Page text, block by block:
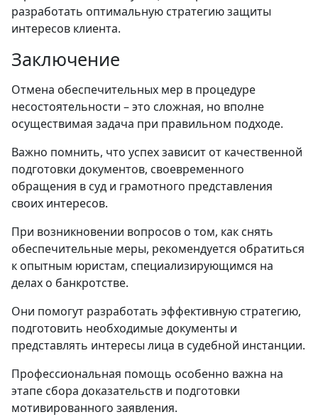
разработать оптимальную стратегию защиты
интересов клиента.
Заключение
Отмена обеспечительных мер в процедуре
несостоятельности – это сложная, но вполне
осуществимая задача при правильном подходе.
Важно помнить, что успех зависит от качественной
подготовки документов, своевременного
обращения в суд и грамотного представления
своих интересов.
При возникновении вопросов о том, как снять
обеспечительные меры, рекомендуется обратиться
к опытным юристам, специализирующимся на
делах о банкротстве.
Они помогут разработать эффективную стратегию,
подготовить необходимые документы и
представлять интересы лица в судебной инстанции.
Профессиональная помощь особенно важна на
этапе сбора доказательств и подготовки
мотивированного заявления.